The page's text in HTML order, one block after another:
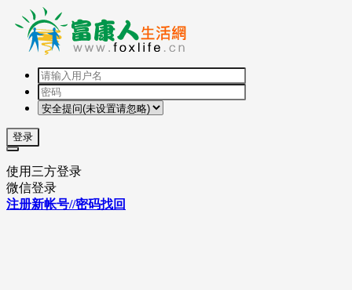
登录
使用三方登录
微信登录
注册新帐号//密码找回